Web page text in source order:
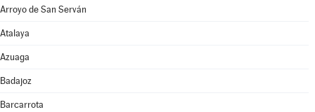
Arroyo de San Serván
Atalaya
Azuaga
Badajoz
Barcarrota